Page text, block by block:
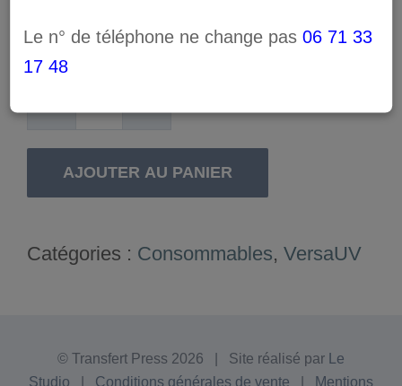
Couleur : PRIMER
quantité
de
Encre
UV
AJOUTER AU PANIER
Catégories : Consommables, VersaUV
© Transfert Press 2026 | Site réalisé par Le
Studio
Conditions générales de vente Mentions
Le n° de téléphone ne change pas06 71 33
17 48